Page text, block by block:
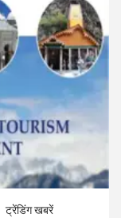
ट्रेंडिंग खबरें